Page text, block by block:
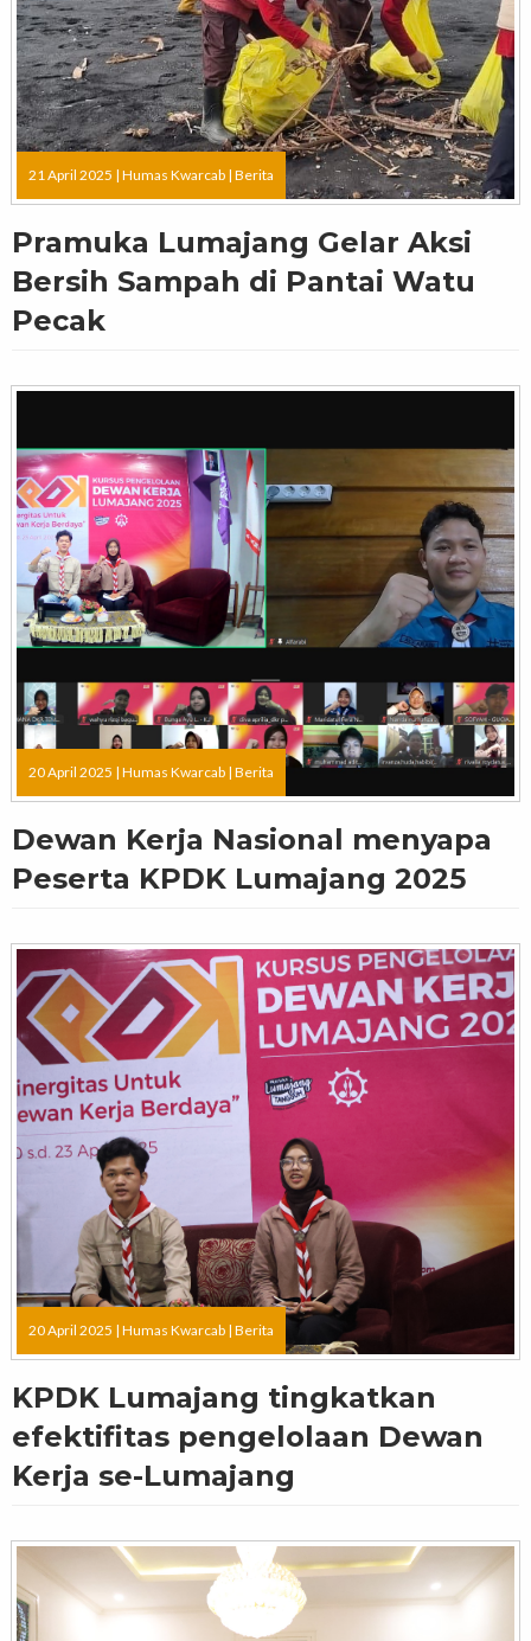
21 April 2025 | Humas Kwarcab | Berita
Pramuka Lumajang Gelar Aksi
Bersih Sampah di Pantai Watu
Pecak
20 April 2025 | Humas Kwarcab | Berita
Dewan Kerja Nasional menyapa
Peserta KPDK Lumajang 2025
20 April 2025 | Humas Kwarcab | Berita
KPDK Lumajang tingkatkan
efektifitas pengelolaan Dewan
Kerja se-Lumajang